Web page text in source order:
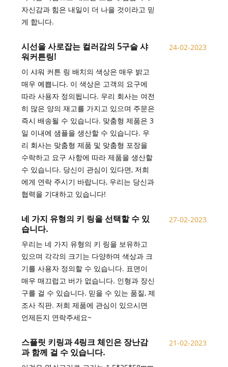
자신감과 힘은 내일이 더 나을 것이라고 믿
게 합니다.
시선을 사로잡는 컬러감의 5구슬 샤
워커튼링!
이 샤워 커튼 링 배치의 색상은 매우 밝고
매우 예쁩니다. 이 색상은 고객의 요구에
따라 사용자 정의됩니다. 우리 회사는 여전
히 많은 양의 재고를 가지고 있으며 주문은
즉시 배송될 수 있습니다. 맞춤형 제품은 3
일 이내에 샘플을 생산할 수 있습니다. 우
리 회사는 맞춤형 제품 및 맞춤형 포장을
수락하고 요구 사항에 따라 제품을 생산할
수 있습니다. 당신이 관심이 있다면, 저희
에게 연락 주시기 바랍니다, 우리는 당신과
협력을 기대하고 있습니다!
24-02-2023
네 가지 유형의 키 링을 선택할 수 있
습니다.
우리는 네 가지 유형의 키 링을 보유하고
있으며 각각의 크기는 다양하며 색상과 크
기를 사용자 정의할 수 있습니다. 표면이
매우 매끄럽고 버가 없습니다. 인형과 장신
구를 걸 수 있습니다. 믿을 수 있는 품질, 제
조사 직판. 저희 제품에 관심이 있으시면
언제든지 연락주세요~
27-02-2023
스플릿 키링과 4링크 체인은 장난감
과 함께 걸 수 있습니다.
21-02-2023